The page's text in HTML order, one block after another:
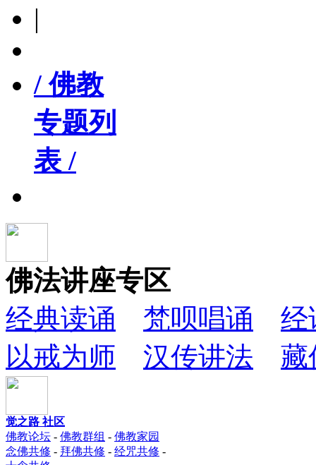
|
/ 佛教
专题列
表 /
佛法讲座专区
经典读诵
梵呗唱诵
经
以戒为师
汉传讲法 藏
觉之路 社区
佛教论坛 - 佛教群组 - 佛教家园
念佛共修 - 拜佛共修 - 经咒共修 -